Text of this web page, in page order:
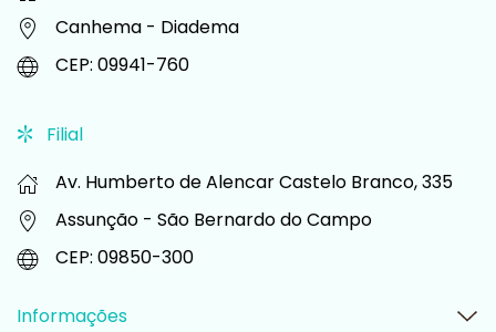
Canhema - Diadema
CEP: 09941-760
Filial
Av. Humberto de Alencar Castelo Branco, 335
Assunção - São Bernardo do Campo
CEP: 09850-300
Informações